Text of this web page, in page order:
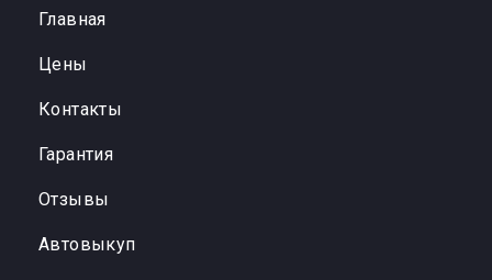
Главная
Цены
Контакты
Гарантия
Отзывы
Автовыкуп